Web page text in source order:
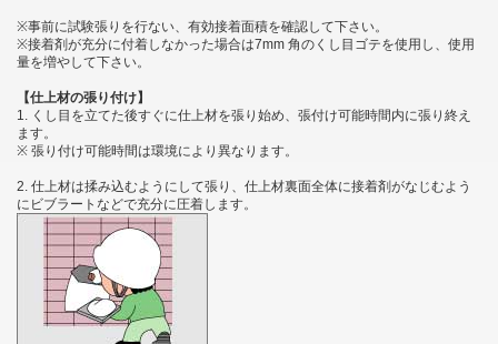
※事前に試験張りを行ない、有効接着面積を確認して下さい。
※接着剤が充分に付着しなかった場合は7mm 角のくし目ゴテを使用し、使用
量を増やして下さい。
【仕上材の張り付け】
1. くし目を立てた後すぐに仕上材を張り始め、張付け可能時間内に張り終え
ます。
※ 張り付け可能時間は環境により異なります。
2. 仕上材は揉み込むようにして張り、仕上材裏面全体に接着剤がなじむよう
にビブラートなどで充分に圧着します。